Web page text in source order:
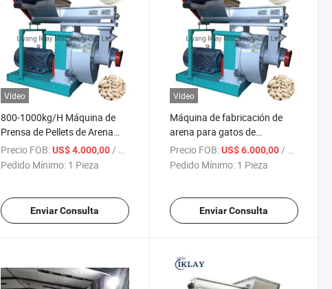
Vídeo
800-1000kg/H Máquina de
Prensa de Pellets de Arena
para Gatos de Tofu Bentonita
Máquina de Prensa de Pellets
Precio FOB: US$ 4.000,00 / Pieza
Pedido Mínimo: 1 Pieza
Enviar Consulta
Vídeo
Máquina de fabricación de
arena para gatos de
granulación de bentonita de
tofu en venta
Precio FOB: US$ 6.000,00 / Pieza
Pedido Mínimo: 1 Pieza
Enviar Consulta